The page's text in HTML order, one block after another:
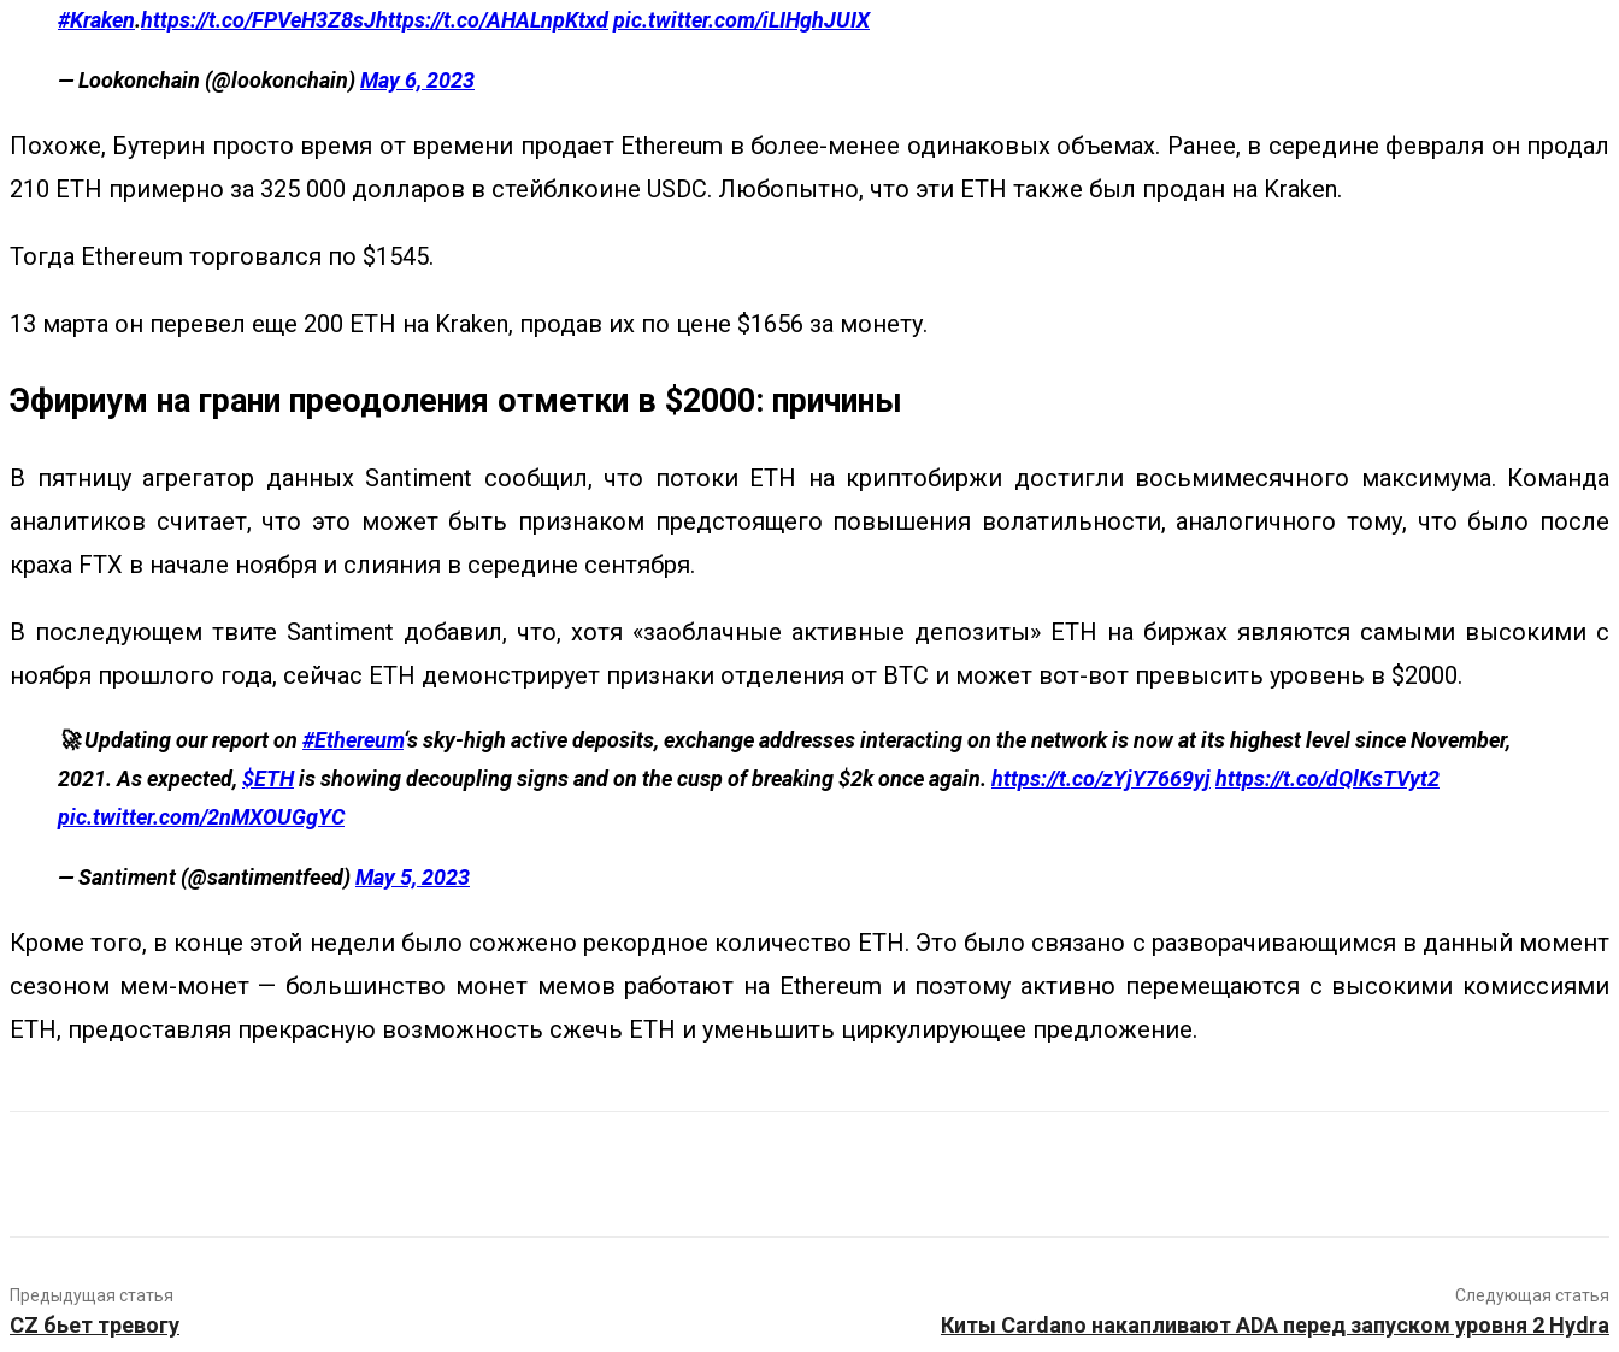
#Kraken.https://t.co/FPVeH3Z8sJhttps://t.co/AHALnpKtxdpic.twitter.com/iLIHghJUIX
— Lookonchain (@lookonchain)May 6, 2023
Похоже, Бутерин просто время от времени продает Ethereum в более-менее одинаковых объемах. Ранее, в середине февраля он продал
210 ETH примерно за 325 000 долларов в стейблкоине USDC. Любопытно, что эти ETH также был продан на Kraken.
Тогда Ethereum торговался по $1545.
13 марта он перевел еще 200 ETH на Kraken, продав их по цене $1656 за монету.
Эфириум на грани преодоления отметки в $2000: причины
В пятницу агрегатор данных Santiment сообщил, что потоки ETH на криптобиржи достигли восьмимесячного максимума. Команда
аналитиков считает, что это может быть признаком предстоящего повышения волатильности, аналогичного тому, что было после
краха FTX в начале ноября и слияния в середине сентября.
В последующем твите Santiment добавил, что, хотя «заоблачные активные депозиты» ETH на биржах являются самыми высокими с
ноября прошлого года, сейчас ETH демонстрирует признаки отделения от BTC и может вот-вот превысить уровень в $2000.
🚀 Updating our report on #Ethereum‘s sky-high active deposits, exchange addresses interacting on the network is now at its highest level since November,
2021. As expected, $ETHis showing decoupling signs and on the cusp of breaking $2k once again. https://t.co/zYjY7669yjhttps://t.co/dQlKsTVyt2
pic.twitter.com/2nMXOUGgYC
— Santiment (@santimentfeed)May 5, 2023
Кроме того, в конце этой недели было сожжено рекордное количество ETH. Это было связано с разворачивающимся в данный момент
сезоном мем-монет — большинство монет мемов работают на Ethereum и поэтому активно перемещаются с высокими комиссиями
ETH, предоставляя прекрасную возможность сжечь ETH и уменьшить циркулирующее предложение.
Предыдущая статья
CZ бьет тревогу
Следующая статья
Киты Cardano накапливают ADA перед запуском уровня 2 Hydra